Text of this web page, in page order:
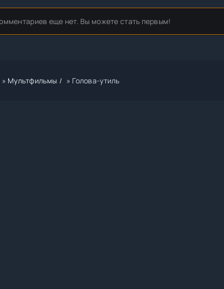
еще нет. Вы можете стать первым!
» Мультфильмы » Голова-утиль